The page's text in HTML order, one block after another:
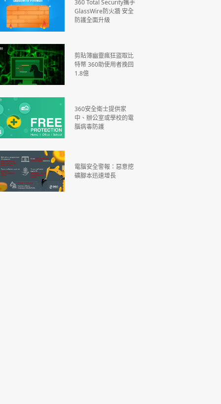
360 Total Security攜手
GlassWire防火牆 安全
防護全面升級
剪貼簿幽靈瘋狂盜取比
特幣 360助使用者挽回
1.8億
360安全衛士提供家
中、辦公室或學校的電
腦病毒防護
電腦安全警報：惡意挖
礦腳本迅速增長